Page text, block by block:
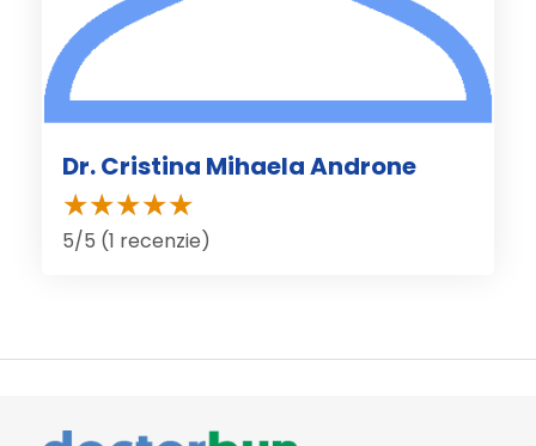
Dr. Cristina Mihaela Androne
5/5 (1 recenzie)